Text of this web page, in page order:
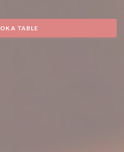
A TABLE